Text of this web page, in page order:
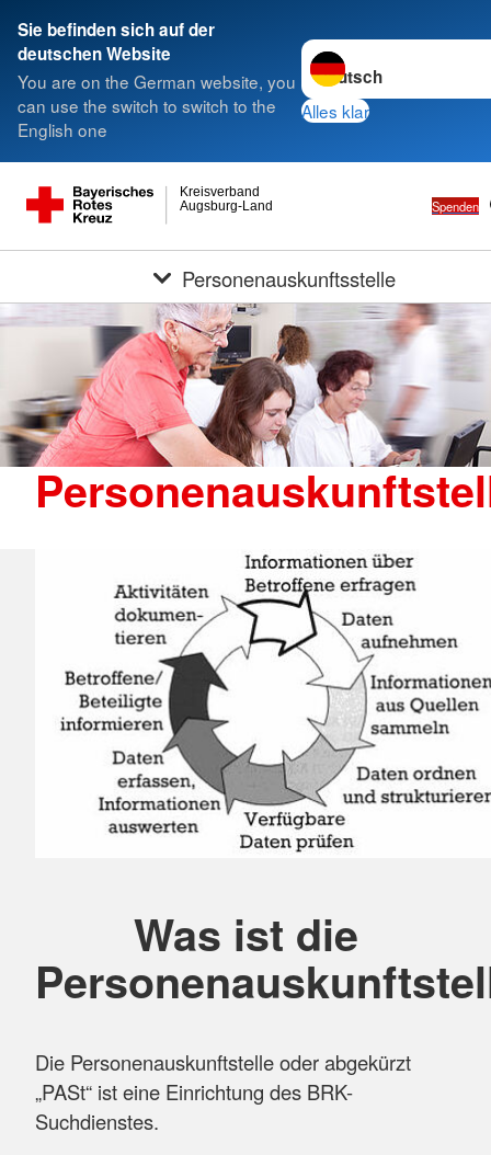
Sie befinden sich auf der
deutschen Website
You are on the German website, you
can use the switch to switch to the
English one
Sprache wechseln zu
Alles klar
Augsburg-Land
Kreisverband
Spenden
Personenauskunftsstelle
Was ist die
Die Personenauskunftstelle oder abgekürzt
„PASt“ ist eine Einrichtung des BRK-
Suchdienstes.